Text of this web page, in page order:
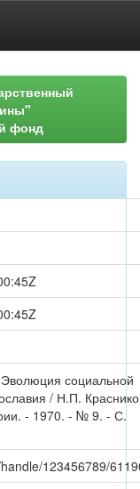
фонд
социальной
/ Н.П.
- 1970. - № 9. - С.
123456789/